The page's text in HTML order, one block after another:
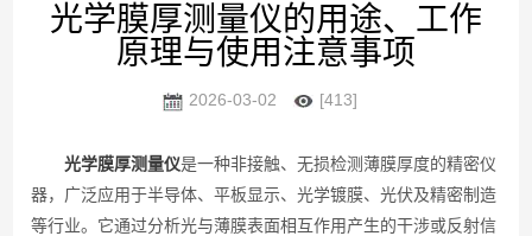
光学膜厚测量仪的用途、工作
原理与使用注意事项
2026-03-02 [413]
光学膜厚测量仪是一种非接触、无损检测薄膜厚度的精密仪
器，广泛应用于半导体、平板显示、光学镀膜、光伏及精密制造
等行业。它通过分析光与薄膜表面相互作用产生的干涉或反射信